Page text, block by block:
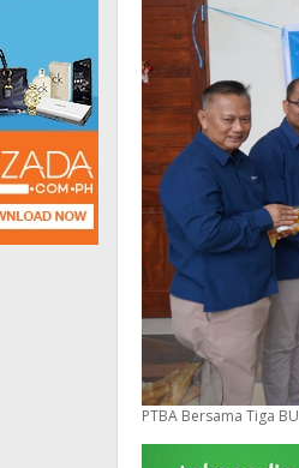
PTBA Bersama Tiga